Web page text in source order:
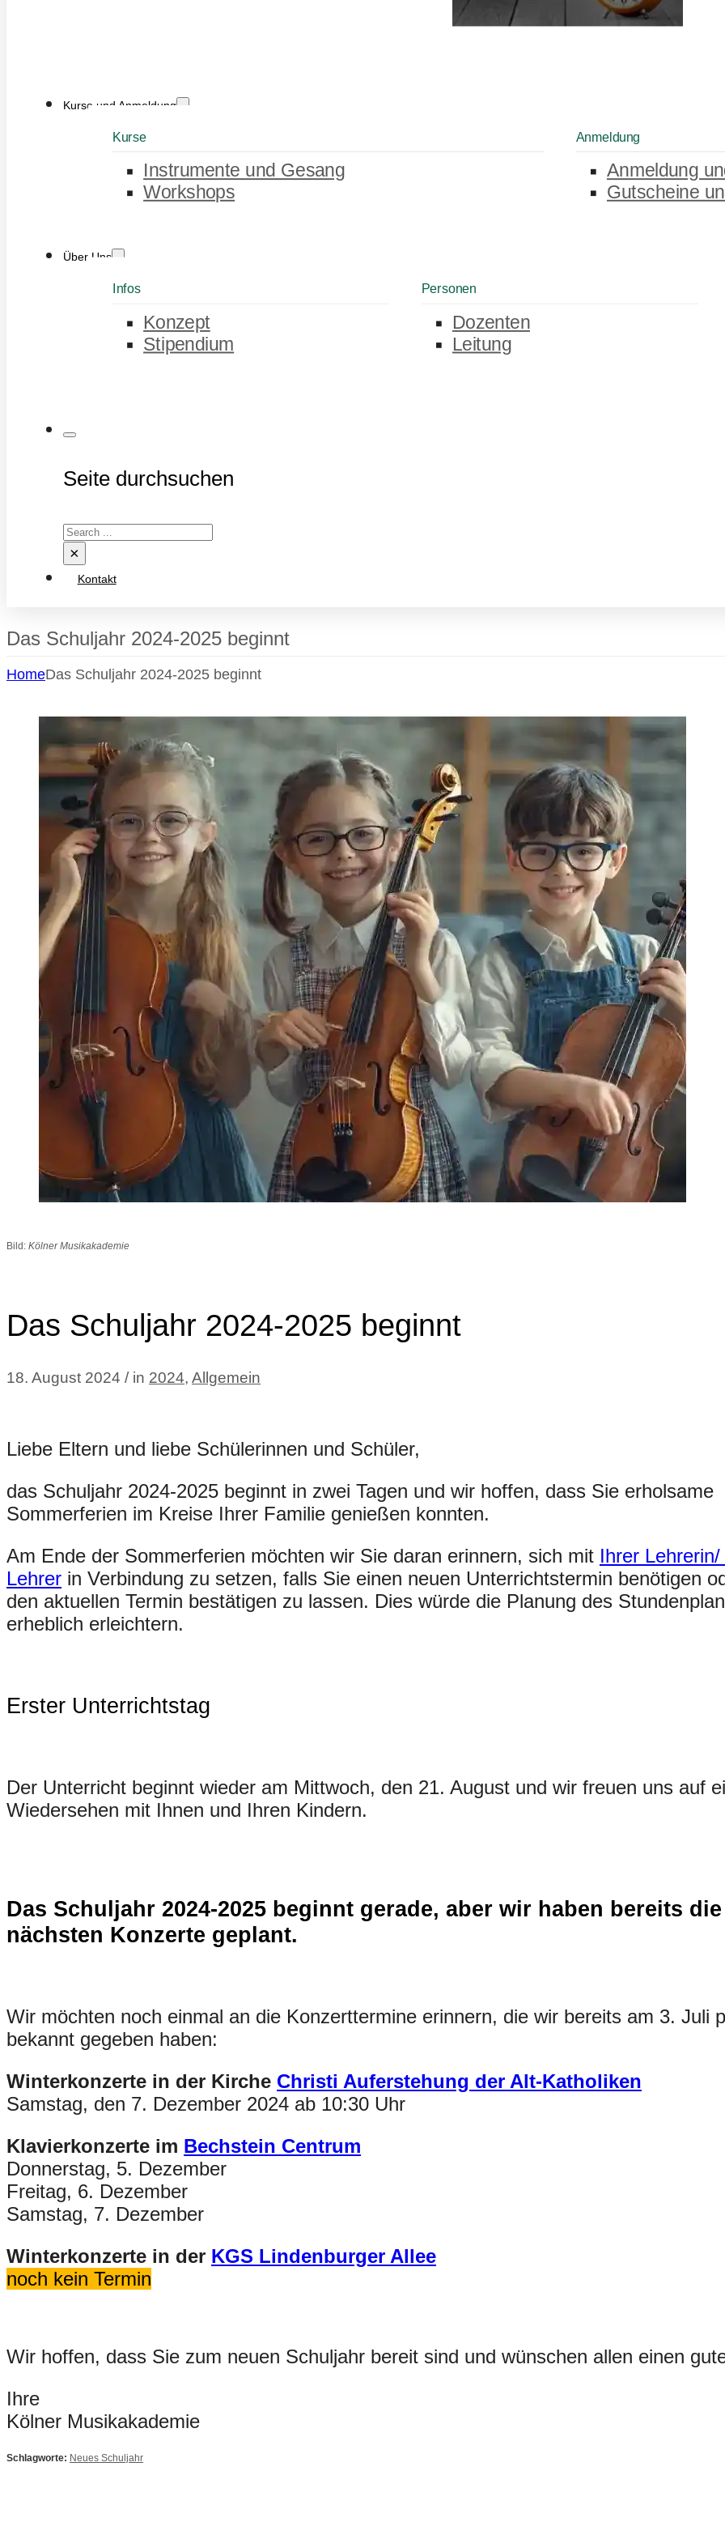
Kurse und Anmeldung
Kurse
Instrumente und Gesang
Workshops
Anmeldung
Anmeldung
Gutscheine
Über Uns
Infos
Konzept
Stipendium
Personen
Dozenten
Leitung
Seite durchsuchen
Search
×
Kontakt
Das Schuljahr 2024-2025 beginnt
HomeDas Schuljahr 2024-2025 beginnt
Bild: Kölner Musikakademie
Das Schuljahr 2024-2025 beginnt
18. August 2024 / in 2024, Allgemein
Liebe Eltern und liebe Schülerinnen und Schüler,
das Schuljahr 2024-2025 beginnt in zwei Tagen und wir hoffen, dass Sie erholsame
Sommerferien im Kreise Ihrer Familie genießen konnten.
Am Ende der Sommerferien möchten wir Sie daran erinnern, sich mit Ihrer
Lehrer in Verbindung zu setzen, falls Sie einen neuen Unterrichtstermin benötigen
den aktuellen Termin bestätigen zu lassen. Dies würde die Planung des
erheblich erleichtern.
Erster Unterrichtstag
Der Unterricht beginnt wieder am Mittwoch, den 21. August und wir freuen uns auf
Wiedersehen mit Ihnen und Ihren Kindern.
Das Schuljahr 2024-2025 beginnt gerade, aber wir haben bereits die
nächsten Konzerte geplant.
Wir möchten noch einmal an die Konzerttermine erinnern, die wir bereits am 3. Juli
bekannt gegeben haben:
Winterkonzerte in der Kirche Christi Auferstehung der Alt-Katholiken
Samstag, den 7. Dezember 2024 ab 10:30 Uhr
Klavierkonzerte im Bechstein Centrum
Donnerstag, 5. Dezember
Freitag, 6. Dezember
Samstag, 7. Dezember
Winterkonzerte in der KGS Lindenburger Allee
noch kein Termin
Wir hoffen, dass Sie zum neuen Schuljahr bereit sind und wünschen allen einen
Ihre
Kölner Musikakademie
Schlagworte: Neues Schuljahr